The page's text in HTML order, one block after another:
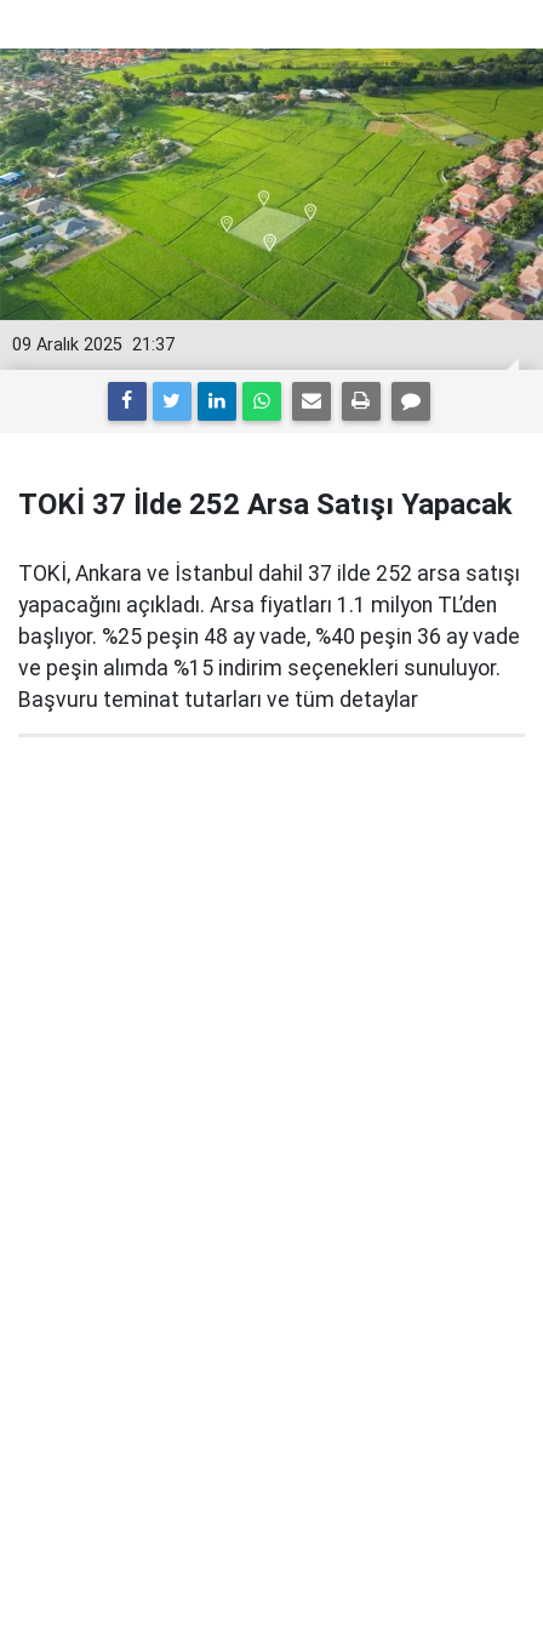
21:37
09 Aralık 2025
TOKİ 37 İlde 252 Arsa Satışı Yapacak
TOKİ, Ankara ve İstanbul dahil 37 ilde 252 arsa satışı
yapacağını açıkladı. Arsa fiyatları 1.1 milyon TL’den
başlıyor. %25 peşin 48 ay vade, %40 peşin 36 ay vade
ve peşin alımda %15 indirim seçenekleri sunuluyor.
Başvuru teminat tutarları ve tüm detaylar